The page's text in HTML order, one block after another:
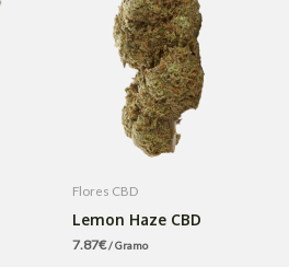
Flores CBD
Lemon Haze CBD
7.87€/ Gramo